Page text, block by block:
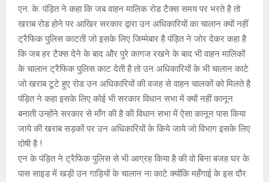
एन. के. पंड़ित ने कहा कि जब वाहन मालिक रोड टैक्स समय पर भरते है तो
खराब रोड होने पर आखिर सरकार द्वारा उन अधिकारियों का चालान क्यों नहीं
ट्रैफिक पुलिस काटती जो इसके लिए जिम्मेबार है पंड़ित ने जोर देकर कहा है
कि जब हर टैक्स देने के बाद और पुरे कागज रखने के बाद भी वाहन मालिकों
के चालान ट्रैफिक पुलिस काट देती है तो उन अधिकारियों के भी चालान काटे
जो खराब टूटे हुए रोड उन अधिकारियों की वजह से वाहन चालकों को मिलते है
पंड़ित ने कहा इसके लिए कोई भी सरकार विधान सभा में क्यों नहीं कानून
बनाती उन्होंने सरकार से माँग की है की विधान सभा में ऐसा कानून पास किया
जाये की खराब सड़कों पर उन अधिकारियों के किये जाये जो विभाग इसके लिए
दोषी है !
एन के पंड़ित ने ट्रैफिक पुलिस से भी आग्रह किया है की वो बिना बजह घर के
पास साइड में खड़ी उन गाड़ियों के चालान ना काटे क्योंकि महँगाई के इस दौर